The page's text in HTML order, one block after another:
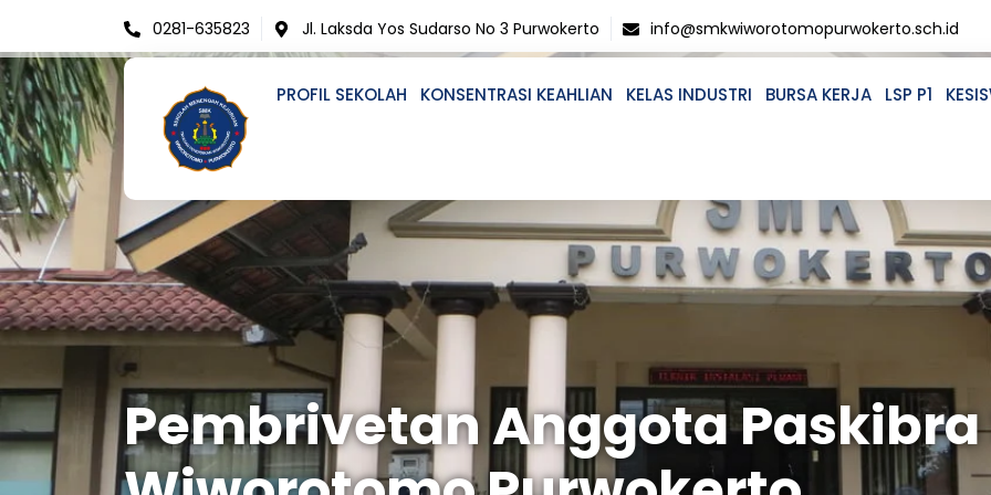
content
0281-635823 Jl. Laksda Yos Sudarso No 3 Purwokerto info@smkwiworotomopurwokerto.sch.id
PROFIL SEKOLAH KONSENTRASI KEAHLIAN KELAS INDUSTRI BURSA KERJA LSP P1
Pembrivetan Anggota Paskibra